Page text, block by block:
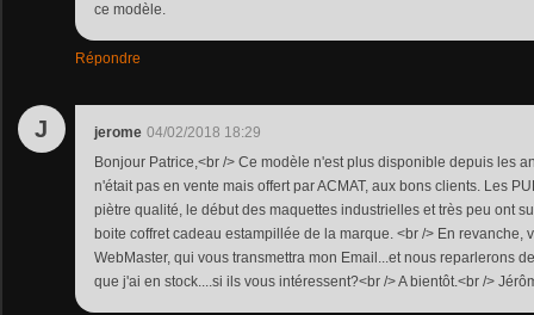
ce modèle.
Répondre
J jerome 04/02/2018 18:29
Bonjour Patrice,<br /> Ce modèle n'est plus disponible depuis les
n'était pas en vente mais offert par ACMAT, aux bons clients. Les
piètre qualité, le début des maquettes industrielles et très peu ont
boite coffret cadeau estampillée de la marque. <br /> En revanche,
WebMaster, qui vous transmettra mon Email...et nous reparlerons
que j'ai en stock....si ils vous intéressent?<br /> A bientôt.<br />